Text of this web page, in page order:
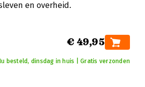
en overheid.
€ 49,95
besteld, dinsdag in huis | Gratis verzonden